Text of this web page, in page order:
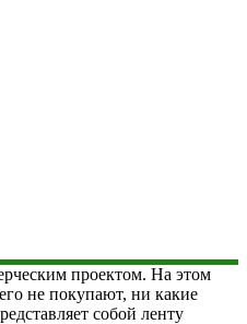
проектом. На этом
не покупают, ни какие
собой ленту